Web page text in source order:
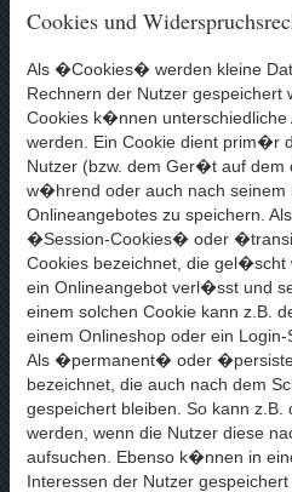
Cookies und
Als �Cookies� werden kleine
Rechnern der Nutzer gespeichert
Cookies k�nnen unterschiedliche
werden. Ein Cookie dient prim�r
Nutzer (bzw. dem Ger�t auf dem
w�hrend oder auch nach seinem
Onlineangebotes zu speichern.
�Session-Cookies� oder
Cookies bezeichnet, die gel�scht
ein Onlineangebot verl�sst und
einem solchen Cookie kann z.B.
einem Onlineshop oder ein Login-
Als �permanent� oder
bezeichnet, die auch nach dem
gespeichert bleiben. So kann
werden, wenn die Nutzer diese
aufsuchen. Ebenso k�nnen in
Interessen der Nutzer